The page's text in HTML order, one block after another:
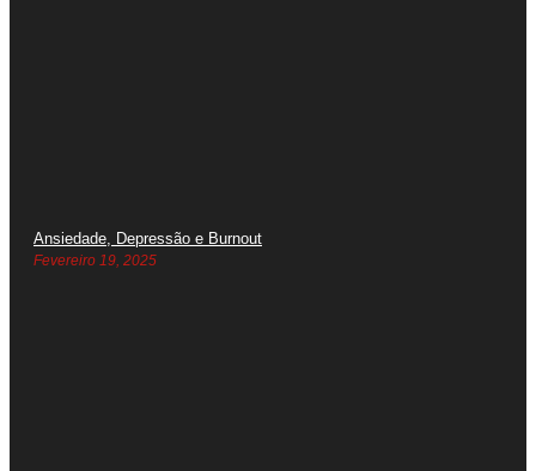
Ansiedade, Depressão e Burnout
Fevereiro 19, 2025